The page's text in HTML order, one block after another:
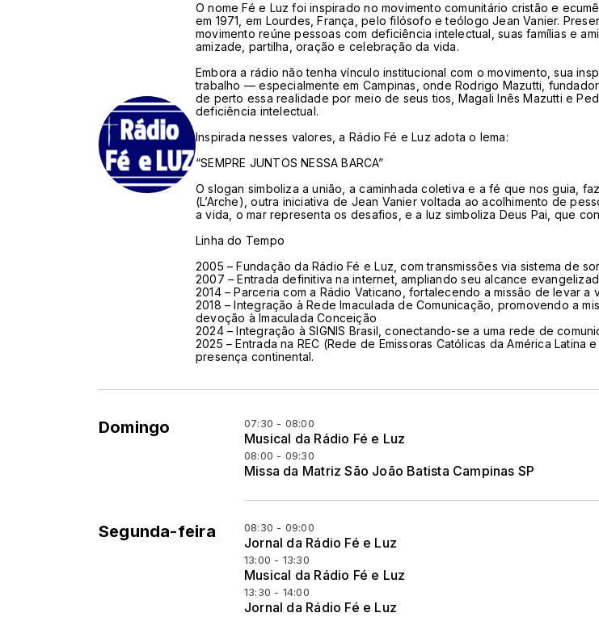
O nome Fé e Luz foi inspirado no movimento comunitário cristão e
em 1971, em Lourdes, França, pelo filósofo e teólogo Jean Vanier.
movimento reúne pessoas com deficiência intelectual, suas famílias e
amizade, partilha, oração e celebração da vida.
Embora a rádio não tenha vínculo institucional com o movimento, sua
trabalho — especialmente em Campinas, onde Rodrigo Mazutti,
de perto essa realidade por meio de seus tios, Magali Inês Mazutti e
deficiência intelectual.
Inspirada nesses valores, a Rádio Fé e Luz adota o lema:
“SEMPRE JUNTOS NESSA BARCA”
O slogan simboliza a união, a caminhada coletiva e a fé que nos guia,
(L’Arche), outra iniciativa de Jean Vanier voltada ao acolhimento de
a vida, o mar representa os desafios, e a luz simboliza Deus Pai, que
Linha do Tempo
2005 – Fundação da Rádio Fé e Luz, com transmissões via sistema de
2007 – Entrada definitiva na internet, ampliando seu alcance
2014 – Parceria com a Rádio Vaticano, fortalecendo a missão de levar a
2018 – Integração à Rede Imaculada de Comunicação, promovendo a
devoção à Imaculada Conceição
2024 – Integração à SIGNIS Brasil, conectando-se a uma rede de
2025 – Entrada na REC (Rede de Emissoras Católicas da América Latina
presença continental.
Domingo 07:30 - 08:00
Musical da Rádio Fé e Luz
08:00 - 09:30
Missa da Matriz São João Batista Campinas SP
Segunda-feira 08:30 - 09:00
Jornal da Rádio Fé e Luz
13:00 - 13:30
Musical da Rádio Fé e Luz
13:30 - 14:00
Jornal da Rádio Fé e Luz